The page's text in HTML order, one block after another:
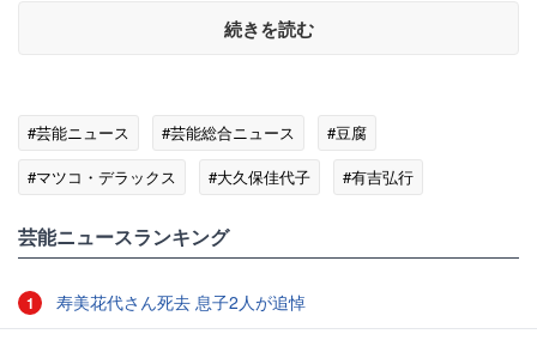
続きを読む
#芸能ニュース #芸能総合ニュース
#豆腐
#マツコ・デラックス
#大久保佳代子 #有吉弘行
芸能ニュースランキング
1 寿美花代さん死去 息子2人が追悼